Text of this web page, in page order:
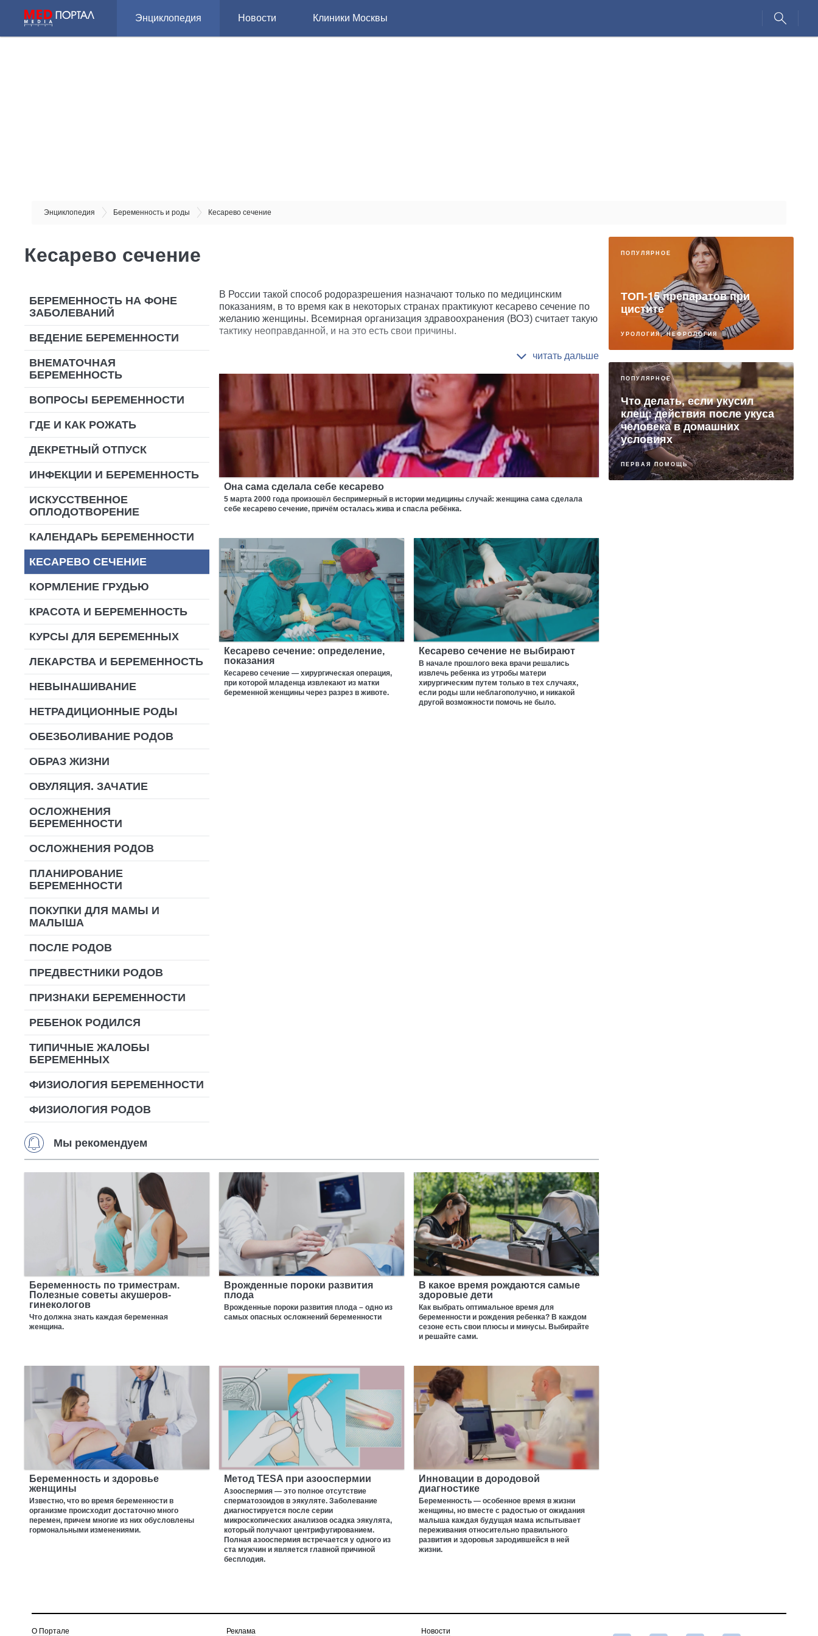
Энциклопедия Новости Клиники Москвы
Энциклопедия Беременность и роды Кесарево сечение
Кесарево сечение
БЕРЕМЕННОСТЬ НА ФОНЕ
ЗАБОЛЕВАНИЙ
ВЕДЕНИЕ БЕРЕМЕННОСТИ
ВНЕМАТОЧНАЯ
БЕРЕМЕННОСТЬ
ВОПРОСЫ БЕРЕМЕННОСТИ
ГДЕ И КАК РОЖАТЬ
ДЕКРЕТНЫЙ ОТПУСК
ИНФЕКЦИИ И БЕРЕМЕННОСТЬ
ИСКУССТВЕННОЕ
ОПЛОДОТВОРЕНИЕ
КАЛЕНДАРЬ БЕРЕМЕННОСТИ
КЕСАРЕВО СЕЧЕНИЕ
КОРМЛЕНИЕ ГРУДЬЮ
КРАСОТА И БЕРЕМЕННОСТЬ
КУРСЫ ДЛЯ БЕРЕМЕННЫХ
ЛЕКАРСТВА И БЕРЕМЕННОСТЬ
НЕВЫНАШИВАНИЕ
НЕТРАДИЦИОННЫЕ РОДЫ
ОБЕЗБОЛИВАНИЕ РОДОВ
ОБРАЗ ЖИЗНИ
ОВУЛЯЦИЯ. ЗАЧАТИЕ
ОСЛОЖНЕНИЯ
БЕРЕМЕННОСТИ
ОСЛОЖНЕНИЯ РОДОВ
ПЛАНИРОВАНИЕ
БЕРЕМЕННОСТИ
ПОКУПКИ ДЛЯ МАМЫ И
МАЛЫША
ПОСЛЕ РОДОВ
ПРЕДВЕСТНИКИ РОДОВ
ПРИЗНАКИ БЕРЕМЕННОСТИ
РЕБЕНОК РОДИЛСЯ
ТИПИЧНЫЕ ЖАЛОБЫ
БЕРЕМЕННЫХ
ФИЗИОЛОГИЯ БЕРЕМЕННОСТИ
ФИЗИОЛОГИЯ РОДОВ
В России такой способ родоразрешения назначают только по медицинским
показаниям, в то время как в некоторых странах практикуют кесарево сечение по
желанию женщины. Всемирная организация здравоохранения (ВОЗ) считает такую
тактику неоправданной, и на это есть свои причины.
Она сама сделала себе кесарево
5 марта 2000 года произошёл беспримерный в истории медицины случай: женщина сама сделала
себе кесарево сечение, причём осталась жива и спасла ребёнка.
Кесарево сечение: определение,
показания
Кесарево сечение — хирургическая операция,
при которой младенца извлекают из матки
беременной женщины через разрез в животе.
Кесарево сечение не выбирают
В начале прошлого века врачи решались
извлечь ребенка из утробы матери
хирургическим путем только в тех случаях,
если роды шли неблагополучно, и никакой
другой возможности помочь не было.
Мы рекомендуем
Беременность по триместрам.
Полезные советы акушеров-
гинекологов
Что должна знать каждая беременная
женщина.
Врожденные пороки развития
плода
Врожденные пороки развития плода – одно из
самых опасных осложнений беременности
В какое время рождаются самые
здоровые дети
Как выбрать оптимальное время для
беременности и рождения ребенка? В каждом
сезоне есть свои плюсы и минусы. Выбирайте
и решайте сами.
Беременность и здоровье
женщины
Известно, что во время беременности в
организме происходит достаточно много
перемен, причем многие из них обусловлены
гормональными изменениями.
Метод TESA при азооспермии
Азооспермия — это полное отсутствие
сперматозоидов в эякуляте. Заболевание
диагностируется после серии
микроскопических анализов осадка эякулята,
который получают центрифугированием.
Полная азооспермия встречается у одного из
ста мужчин и является главной причиной
бесплодия.
Инновации в дородовой
диагностике
Беременность — особенное время в жизни
женщины, но вместе с радостью от ожидания
малыша каждая будущая мама испытывает
переживания относительно правильного
развития и здоровья зародившейся в ней
жизни.
ПОПУЛЯРНОЕ
ТОП-15 препаратов при
цистите
УРОЛОГИЯ, НЕФРОЛОГИЯ
ПОПУЛЯРНОЕ
Что делать, если укусил
клещ: действия после укуса
человека в домашних
условиях
ПЕРВАЯ ПОМОЩЬ
О Портале Реклама Новости